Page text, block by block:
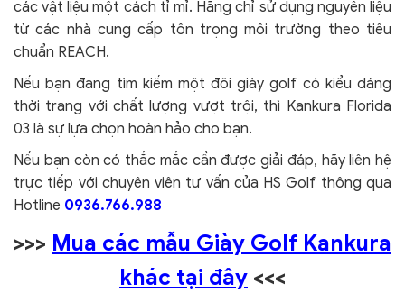
các vật liệu một cách tỉ mỉ. Hãng chỉ sử dụng nguyên liệu
từ các nhà cung cấp tôn trọng môi trường theo tiêu
chuẩn REACH.
Nếu bạn đang tìm kiếm một đôi giày golf có kiểu dáng
thời trang với chất lượng vượt trội, thì Kankura Florida
03 là sự lựa chọn hoàn hảo cho bạn.
Nếu bạn còn có thắc mắc cần được giải đáp, hãy liên hệ
trực tiếp với chuyên viên tư vấn của HS Golf thông qua
Hotline 0936.766.988
>>> Mua các mẫu Giày Golf Kankura
khác tại đây <<<